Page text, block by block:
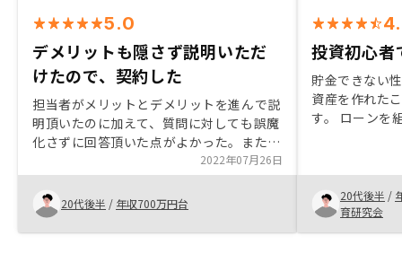
5.0
デメリットも隠さず説明いただ
けたので、契約した
担当者がメリットとデメリットを進んで説
明頂いたのに加えて、質問に対しても誤魔
化さずに回答頂いた点がよかった。また、
物件の質も理由込みで説明していただき、
納得出来たため、今回不動産投資を始める
きっかけとすることが出来た。スケジュー
ルや必要な資金など、細かい部分について
も、聞いていない内容が出てくると不安に
2022年07月26日
20代後半 / 年収700万円台
投資初心者
貯金できない
資産を作れた
す。 ローンを
丁寧で親身に
20代後半 /
育研究会